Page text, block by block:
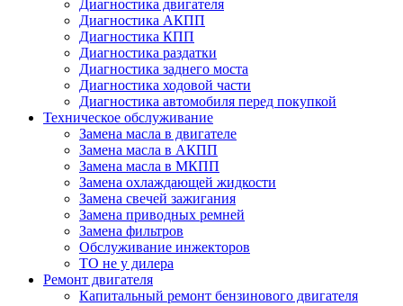
Диагностика двигателя
Диагностика АКПП
Диагностика КПП
Диагностика раздатки
Диагностика заднего моста
Диагностика ходовой части
Диагностика автомобиля перед покупкой
Техническое обслуживание
Замена масла в двигателе
Замена масла в АКПП
Замена масла в МКПП
Замена охлаждающей жидкости
Замена свечей зажигания
Замена приводных ремней
Замена фильтров
Обслуживание инжекторов
ТО не у дилера
Ремонт двигателя
Капитальный ремонт бензинового двигателя